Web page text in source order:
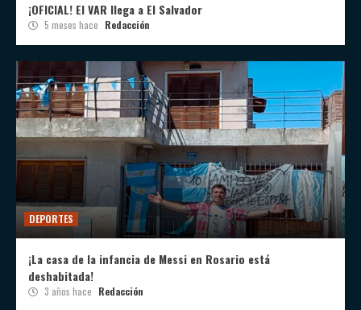
¡OFICIAL! El VAR llega a El Salvador
5 meses hace Redacción
DEPORTES
¡La casa de la infancia de Messi en Rosario está
deshabitada!
3 años hace Redacción